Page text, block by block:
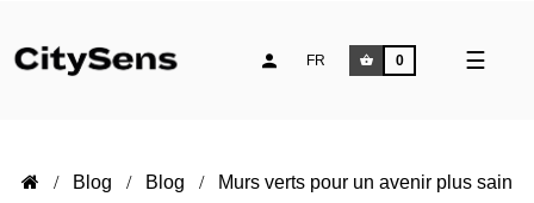
Toggle
☰
FR 0
Blog Blog Murs verts pour un avenir plus sain